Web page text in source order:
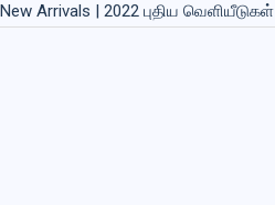
Arrivals | 2022 புதிய வெளியீடுகள்